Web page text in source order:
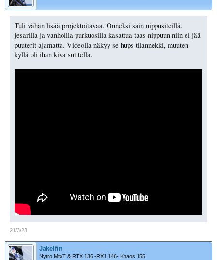
Tuli vähän lisää projektoitavaa. Onneksi sain nippusiteillä,
jesarilla ja vanhoilla purkuosilla kasattua taas nippuun niin ei jää
puuterit ajamatta. Videolla näkyy se hups tilannekki, muuten
kyllä oli ihan kiva sutitella.
21/3/23
Jakelfin
Nytro MtxT & RTX 136 -RX1 146- Khaos 155